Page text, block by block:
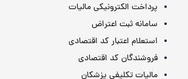
پرداخت الکترونیکی مالیات
سامانه ثبت اعتراض
استعلام اعتبار کد اقتصادی
فروشندگان کد اقتصادی
مالیات تکلیفی پزشکان